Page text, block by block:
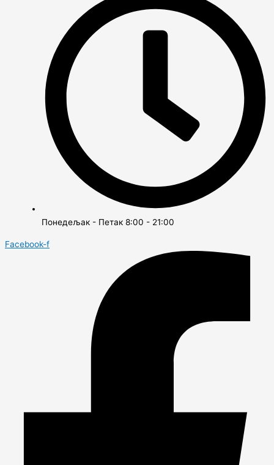
Понедељак - Петак 8:00 - 21:00
Facebook-f